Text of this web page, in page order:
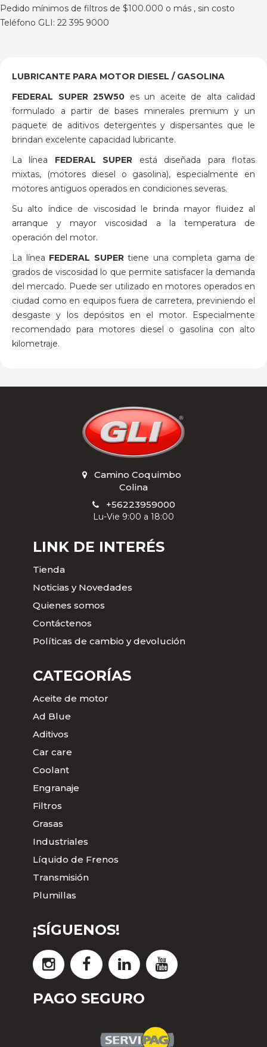
Pedido mínimos de filtros de $100.000 o más , sin costo
Teléfono GLI: 22 395 9000
LUBRICANTE PARA MOTOR DIESEL / GASOLINA
FEDERAL SUPER 25W50 es un aceite de alta calidad
formulado a partir de bases minerales premium y un
paquete de aditivos detergentes y dispersantes que le
brindan excelente capacidad lubricante.
La línea FEDERAL SUPER está diseñada para flotas
mixtas, (motores diesel o gasolina), especialmente en
motores antiguos operados en condiciones severas.
Su alto índice de viscosidad le brinda mayor fluidez al
arranque y mayor viscosidad a la temperatura de
operación del motor.
La línea FEDERAL SUPERtiene una completa gama de
grados de viscosidad lo que permite satisfacer la demanda
del mercado. Puede ser utilizado en motores operados en
ciudad como en equipos fuera de carretera, previniendo el
desgaste y los depósitos en el motor. Especialmente
recomendado para motores diesel o gasolina con alto
kilometraje.
Camino Coquimbo
Colina
+56223959000
Lu-Vie 9:00 a 18:00
LINK DE INTERÉS
Tienda
Noticias y Novedades
Quienes somos
Contáctenos
Políticas de cambio y devolución
CATEGORÍAS
Aceite de motor
Ad Blue
Aditivos
Car care
Coolant
Engranaje
Filtros
Grasas
Industriales
Líquido de Frenos
Transmisión
Plumillas
¡SÍGUENOS!
PAGO SEGURO